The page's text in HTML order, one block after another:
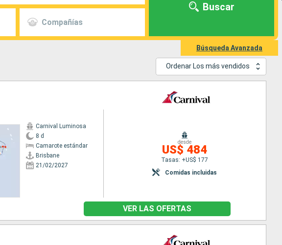
Compañías
Buscar
Búsqueda Avanzada
Ordenar Los más vendidos
Carnival Luminosa
8 d
Camarote estándar
Brisbane
21/02/2027
desde
US$ 484
Tasas: +US$ 177
Comidas incluidas
VER LAS OFERTAS